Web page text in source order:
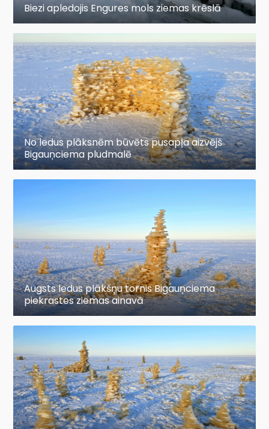
Biezi apledojis Engures mols ziemas krēslā
No ledus plāksnēm būvēts pusapļa aizvējš
Bigauņciema pludmalē
Augsts ledus plākšņu tornis Bigauņciema
piekrastes ziemas ainavā